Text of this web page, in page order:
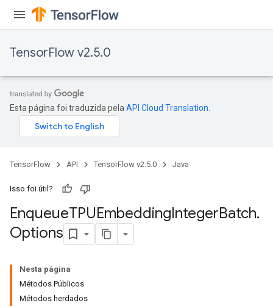
TensorFlow v2.5.0
Esta página foi traduzida pela API Cloud Translation
TensorFlow API TensorFlow v2.5.0 Java
Isso foi útil?
EnqueueTPUEmbeddingIntegerBatch.
Options
Nesta página
Métodos Públicos
Métodos herdados